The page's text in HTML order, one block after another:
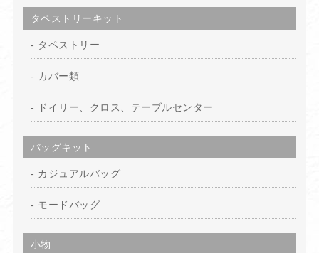
タペストリーキット
タペストリー
カバー類
ドイリー、クロス、テーブルセンター
バッグキット
カジュアルバッグ
モードバッグ
小物